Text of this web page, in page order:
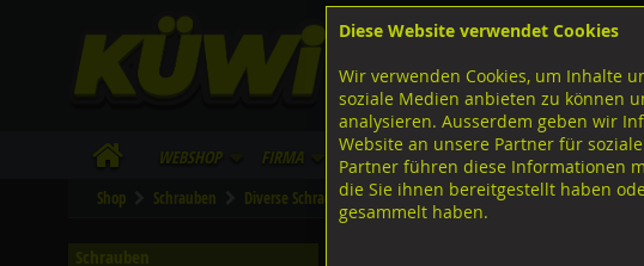
Lagerstrasse 8
Tel. 043 455 20 30
FB
IG
WebShop Firma Lieferinfo Infos/Downloads
Shop Schrauben Diverse Schrauben M-Gewinde Diverse Ausführungen M-
Diese Website verwendet Cookies
Wir verwenden Cookies, um Inhalte
soziale Medien anbieten zu können
analysieren. Ausserdem geben wir
Website an unsere Partner für
Partner führen diese Informationen
die Sie ihnen bereitgestellt haben
gesammelt haben.